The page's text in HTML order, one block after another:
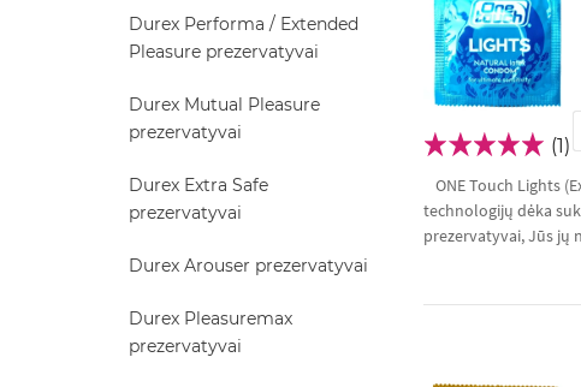
Durex Performa / Extended
Pleasure prezervatyvai
Durex Mutual Pleasure
prezervatyvai
Durex Extra Safe
prezervatyvai
Durex Arouser prezervatyvai
Durex Pleasuremax
prezervatyvai
(1)
ONE Touch Lights
technologijų dėka
prezervatyvai, Jūs jų